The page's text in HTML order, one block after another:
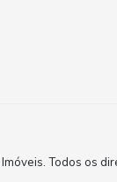
Todos os